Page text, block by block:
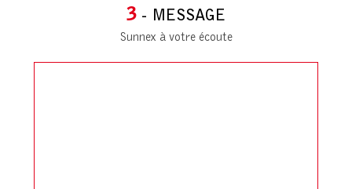
3 - MESSAGE
Sunnex à votre écoute